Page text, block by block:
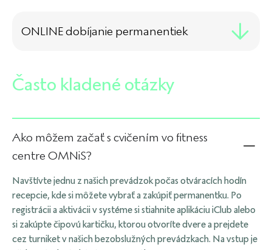
ONLINE dobíjanie permanentiek
Často kladené otázky
Ako môžem začať s cvičením vo fitness
centre OMNiS?
Navštívte jednu z našich prevádzok počas otváracích hodín
recepcie, kde si môžete vybrať a zakúpiť permanentku. Po
registrácii a aktivácii v systéme si stiahnite aplikáciu iClub alebo
si zakúpte čipovú kartičku, ktorou otvoríte dvere a prejdete
cez turniket v našich bezobslužných prevádzkach. Na vstup je